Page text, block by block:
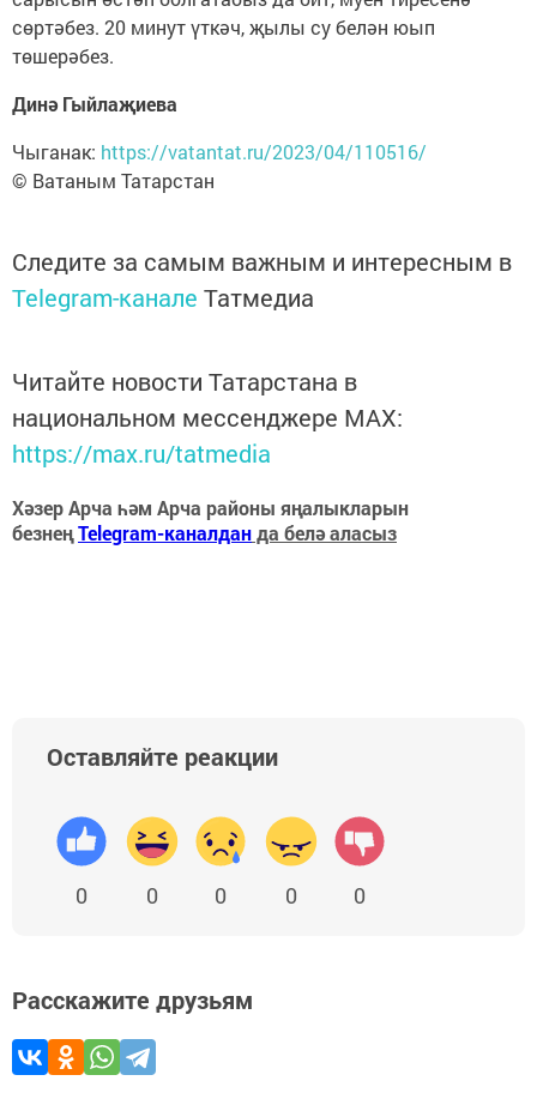
сөртәбез. 20 минут үткәч, җылы су белән юып
төшерәбез.
Динә Гыйлаҗиева
Чыганак: https://vatantat.ru/2023/04/110516/
© Ватаным Татарстан
Следите за самым важным и интересным в
Telegram-канале Татмедиа
Читайте новости Татарстана в
национальном мессенджере MАХ:
https://max.ru/tatmedia
Хәзер Арча һәм Арча районы яңалыкларын
безнеңTelegram-каналданда белә аласыз
Оставляйте реакции
0 0 0 0 0
Расскажите друзьям